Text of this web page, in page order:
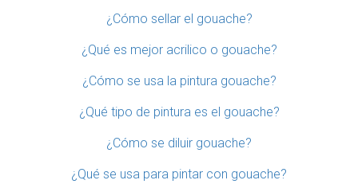
¿Cómo sellar el gouache?
¿Qué es mejor acrilico o gouache?
¿Cómo se usa la pintura gouache?
¿Qué tipo de pintura es el gouache?
¿Cómo se diluir gouache?
¿Qué se usa para pintar con gouache?